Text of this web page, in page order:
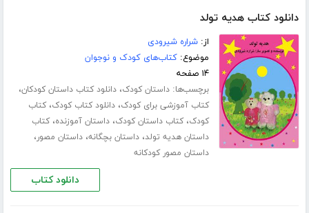
دانلود کتاب هدیه تولد
از:شراره شیرودی
موضوع:کتاب‌های کودک و نوجوان
۱۴ صفحه
برچسب‌ها:داستان کودک،دانلود کتاب داستان کودکان،
کتاب آموزشی برای کودک،دانلود کتاب کودک،کتاب
کودک،کتاب داستان کودک،داستان آموزنده،کتاب
داستان هدیه تولد،داستان بچگانه،داستان مصور،
داستان مصور کودکانه
دانلود کتاب